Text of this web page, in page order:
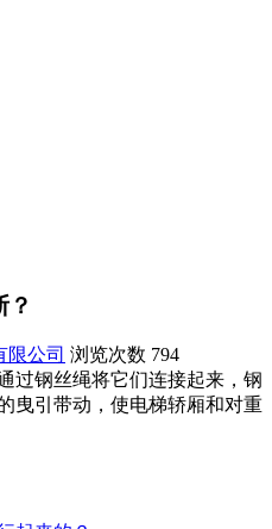
？
限公司 浏览次数 794
过钢丝绳将它们连接起来，钢
曳引带动，使电梯轿厢和对重